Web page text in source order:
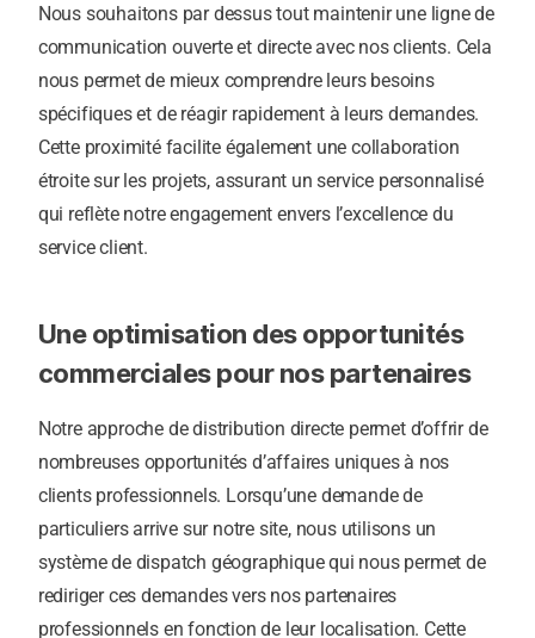
Nous souhaitons par dessus tout maintenir une ligne de
communication ouverte et directe avec nos clients. Cela
nous permet de mieux comprendre leurs besoins
spécifiques et de réagir rapidement à leurs demandes.
Cette proximité facilite également une collaboration
étroite sur les projets, assurant un service personnalisé
qui reflète notre engagement envers l’excellence du
service client.
Une optimisation des opportunités
commerciales pour nos partenaires
Notre approche de distribution directe permet d’offrir de
nombreuses opportunités d’affaires uniques à nos
clients professionnels. Lorsqu’une demande de
particuliers arrive sur notre site, nous utilisons un
système de dispatch géographique qui nous permet de
rediriger ces demandes vers nos partenaires
professionnels en fonction de leur localisation. Cette